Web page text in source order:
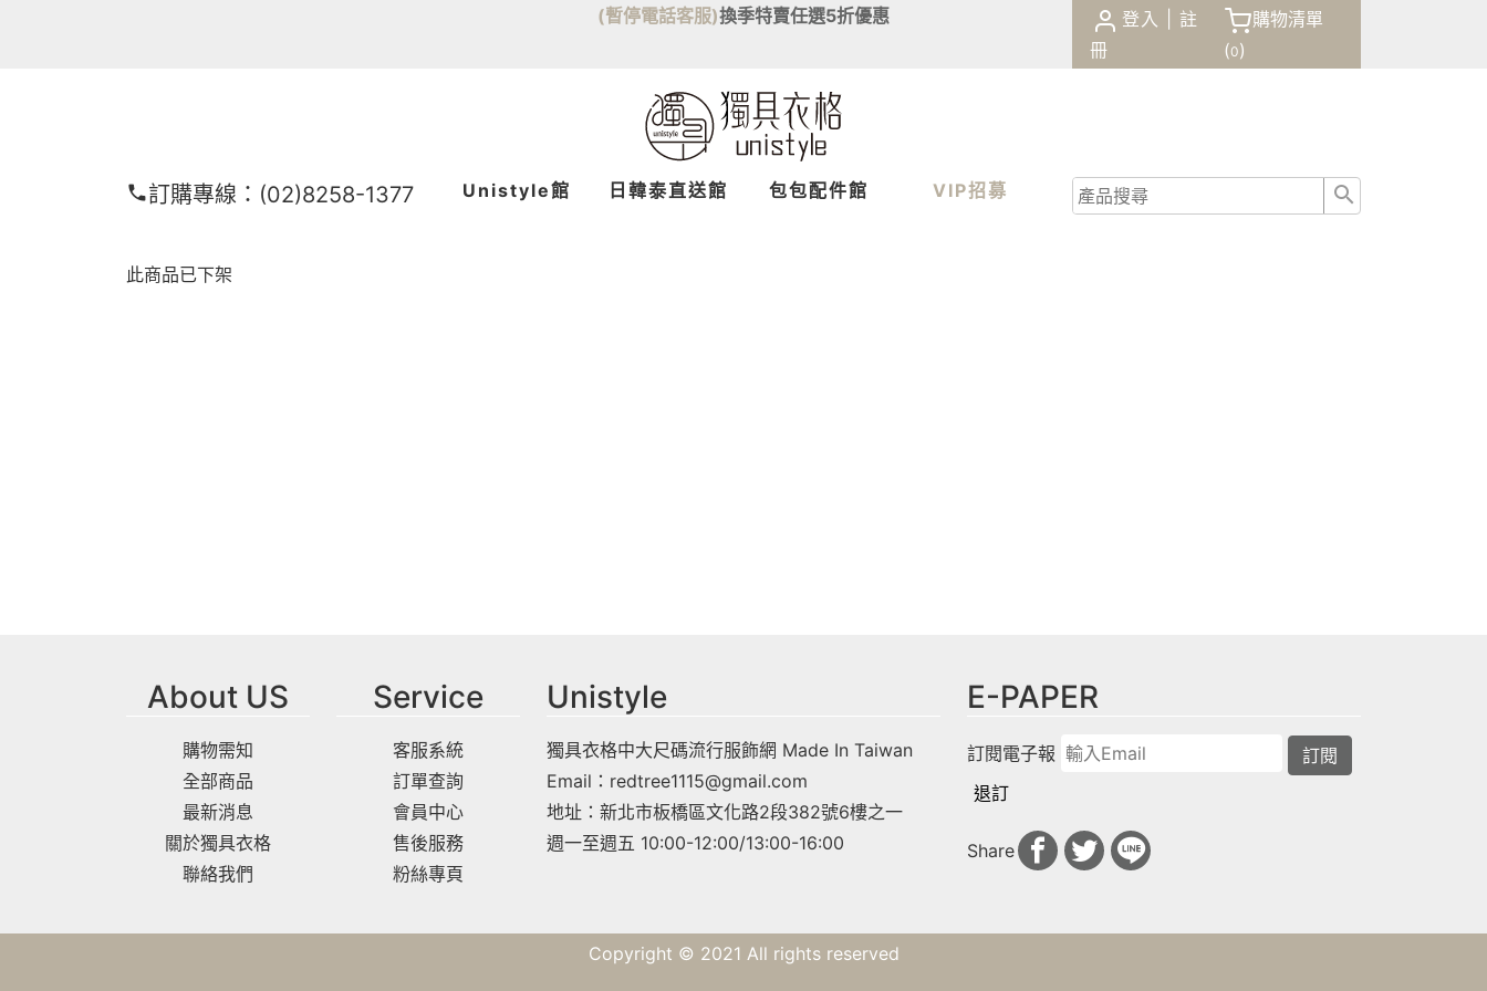
(暫停電話客服)換季特賣任選5折優惠 登入
註
冊
購物清單
(0)
訂購專線： (02)8258-1377 Unistyle館 日韓泰直送館 包包配件館 VIP招募
此商品已下架
About US
購物需知
全部商品
最新消息
關於獨具衣格
聯絡我們
Service
客服系統
訂單查詢
會員中心
售後服務
粉絲專頁
Unistyle
獨具衣格中大尺碼流行服飾網 Made In Taiwan
Email： redtree1115@gmail.com
地址：新北市板橋區文化路2段382號6樓之一
週一至週五 10:00-12:00/13:00-16:00
E-PAPER
訂閱電子報
訂閱
退訂
Share
Copyright © 2021 All rights reserved